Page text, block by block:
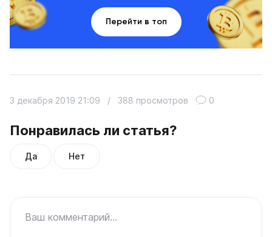
Перейти в топ
Понравилась ли статья?
Да Нет
3 декабря 2019 21:09 / 388 просмотров 0
Ваш комментарий...